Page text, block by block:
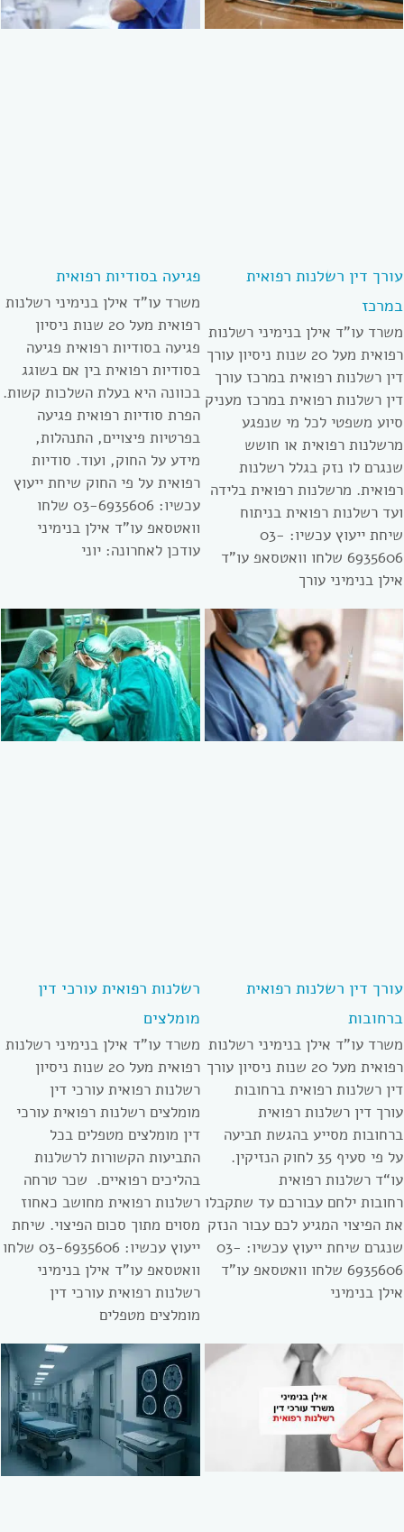
עורך דין רשלנות רפואית
במרכז
משרד עו”ד אילן בנימיני רשלנות
רפואית מעל 20 שנות ניסיון עורך
דין רשלנות רפואית במרכז עורך
דין רשלנות רפואית במרכז מעניק
סיוע משפטי לכל מי שנפגע
מרשלנות רפואית או חושש
שנגרם לו נזק בגלל רשלנות
רפואית. מרשלנות רפואית בלידה
ועד רשלנות רפואית בניתוח
שיחת ייעוץ עכשיו: 03-
6935606 שלחו וואטסאפ עו”ד
אילן בנימיני עורך
פגיעה בסודיות רפואית
משרד עו”ד אילן בנימיני רשלנות
רפואית מעל 20 שנות ניסיון
פגיעה בסודיות רפואית פגיעה
בסודיות רפואית בין אם בשוגג
בכוונה היא בעלת השלכות קשות.
הפרת סודיות רפואית פגיעה
בפרטיות פיצויים, התנהלות,
מידע על החוק, ועוד. סודיות
רפואית על פי החוק שיחת ייעוץ
עכשיו: 03-6935606 שלחו
וואטסאפ עו”ד אילן בנימיני
עודכן לאחרונה: יוני
עורך דין רשלנות רפואית
ברחובות
משרד עו”ד אילן בנימיני רשלנות
רפואית מעל 20 שנות ניסיון עורך
דין רשלנות רפואית ברחובות
עורך דין רשלנות רפואית
ברחובות מסייע בהגשת תביעה
על פי סעיף 35 לחוק הנזיקין.
עו“ד רשלנות רפואית
רחובות ילחם עבורכם עד שתקבלו
את הפיצוי המגיע לכם עבור הנזק
שנגרם שיחת ייעוץ עכשיו: 03-
6935606 שלחו וואטסאפ עו”ד
אילן בנימיני
רשלנות רפואית עורכי דין
מומלצים
משרד עו”ד אילן בנימיני רשלנות
רפואית מעל 20 שנות ניסיון
רשלנות רפואית עורכי דין
מומלצים רשלנות רפואית עורכי
דין מומלצים מטפלים בכל
התביעות הקשורות לרשלנות
בהליכים רפואיים. שכר טרחה
רשלנות רפואית מחושב כאחוז
מסוים מתוך סכום הפיצוי. שיחת
ייעוץ עכשיו: 03-6935606 שלחו
וואטסאפ עו”ד אילן בנימיני
רשלנות רפואית עורכי דין
מומלצים מטפלים